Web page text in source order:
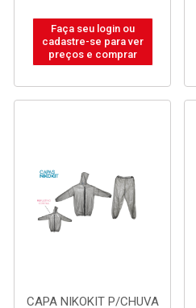
Faça seu login ou
cadastre-se para ver
preços e comprar
CAPA NIKOKIT P/CHUVA